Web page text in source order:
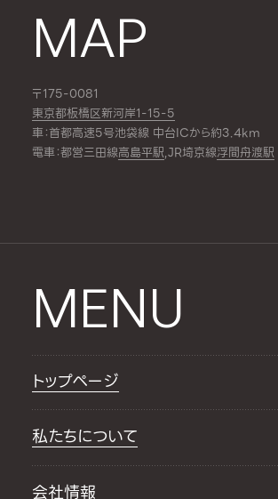
MAP
〒175-0081
東京都板橋区新河岸1-15-5
車：首都高速5号池袋線 中台ICから約3.4km
電車：都営三田線高島平駅,JR埼京線浮間舟渡駅
MENU
トップページ
私たちについて
会社情報